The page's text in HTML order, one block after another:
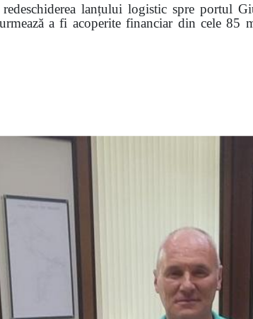
lanțului logistic spre portul
a fi acoperite financiar din cele 85